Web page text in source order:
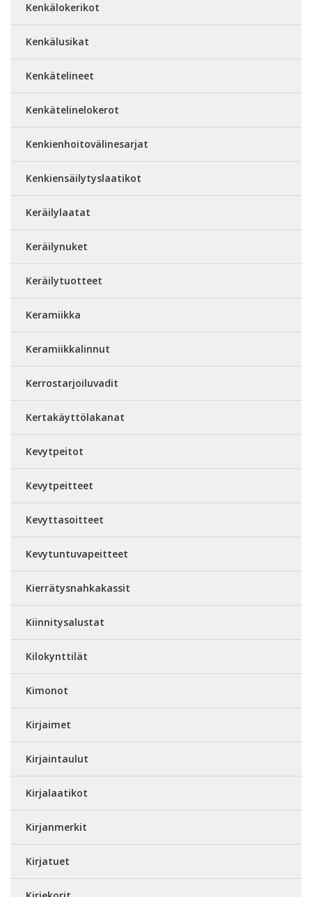
Kenkälokerikot
Kenkälusikat
Kenkätelineet
Kenkätelinelokerot
Kenkienhoitovälinesarjat
Kenkiensäilytyslaatikot
Keräilylaatat
Keräilynuket
Keräilytuotteet
Keramiikka
Keramiikkalinnut
Kerrostarjoiluvadit
Kertakäyttölakanat
Kevytpeitot
Kevytpeitteet
Kevyttasoitteet
Kevytuntuvapeitteet
Kierrätysnahkakassit
Kiinnitysalustat
Kilokynttilät
Kimonot
Kirjaimet
Kirjaintaulut
Kirjalaatikot
Kirjanmerkit
Kirjatuet